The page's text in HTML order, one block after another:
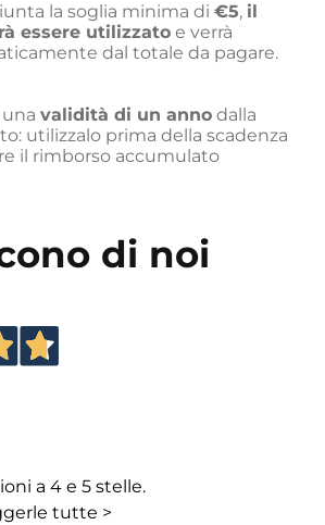
la soglia minima di €5, il
essere utilizzato e verrà
dal totale da pagare.
validità di un anno dalla
utilizzalo prima della scadenza
il rimborso accumulato
di noi
a 4 e 5 stelle.
tutte >